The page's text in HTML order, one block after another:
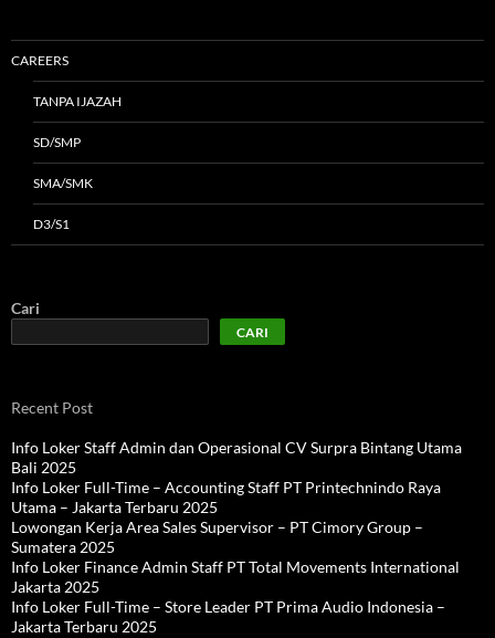
CAREERS
TANPA IJAZAH
SD/SMP
SMA/SMK
D3/S1
Cari
CARI
Recent Post
Info Loker Staff Admin dan Operasional CV Surpra Bintang Utama
Bali 2025
Info Loker Full-Time – Accounting Staff PT Printechnindo Raya
Utama – Jakarta Terbaru 2025
Lowongan Kerja Area Sales Supervisor – PT Cimory Group –
Sumatera 2025
Info Loker Finance Admin Staff PT Total Movements International
Jakarta 2025
Info Loker Full-Time – Store Leader PT Prima Audio Indonesia –
Jakarta Terbaru 2025